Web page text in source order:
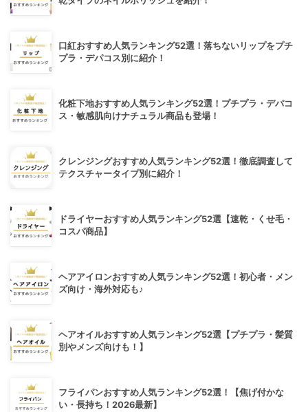
口紅おすすめ人気ランキング52選！落ちないリップをプチ
プラ・デパコス別に紹介！
化粧下地おすすめ人気ランキング52選！プチプラ・デパコ
ス・敏感肌向けナチュラル商品も登場！
クレンジングおすすめ人気ランキング52選！徹底調査して
テクスチャータイプ別に紹介！
ドライヤーおすすめ人気ランキング52選【速乾・くせ毛・
コスパ商品】
ヘアアイロンおすすめ人気ランキング52選！初心者・メン
ズ向け・海外対応も♪
ヘアオイルおすすめ人気ランキング52選【プチプラ・髪質
別やメンズ向けも！】
フライパンおすすめ人気ランキング52選！【焦げ付かな
い・長持ち！2026最新】